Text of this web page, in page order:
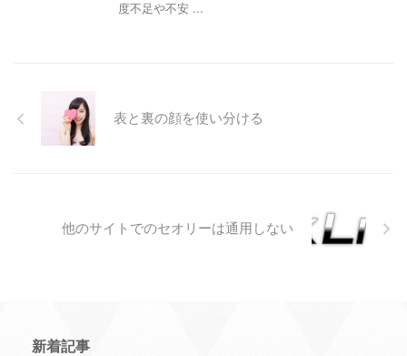
度不足や不安 ...
表と裏の顔を使い分ける
他のサイトでのセオリーは通用しない
新着記事